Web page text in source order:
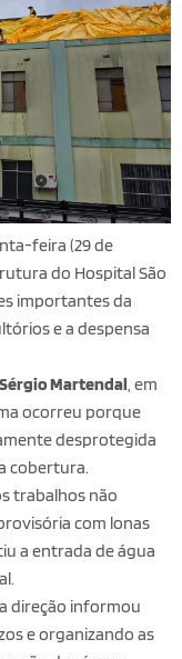
feira (29 de
do Hospital São
importantes da
e a despensa
Sérgio Martendal, em
ocorreu porque
desprotegida
cobertura.
trabalhos não
com lonas
a entrada de água
direção informou
e organizando as